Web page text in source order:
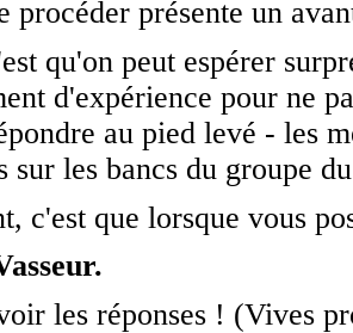
procéder présente un
qu'on peut espérer
d'expérience pour ne
au pied levé - les
sur les bancs du groupe
c'est que lorsque vous
les réponses ! (Vives